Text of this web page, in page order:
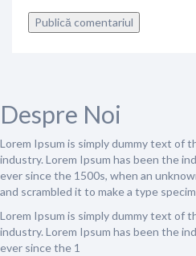
Despre Noi
Lorem Ipsum is simply dummy text of
industry. Lorem Ipsum has been the
ever since the 1500s, when an
and scrambled it to make a type
Lorem Ipsum is simply dummy text of
industry. Lorem Ipsum has been the
ever since the 1